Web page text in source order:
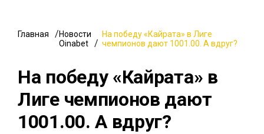
Главная
Новости
Oinabet
На победу «Кайрата» в Лиге
чемпионов дают 1001.00. А вдруг?
На победу «Кайрата» в
Лиге чемпионов дают
1001.00. А вдруг?